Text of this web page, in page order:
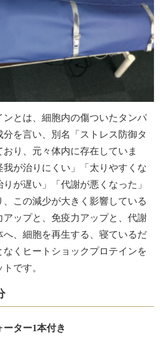
ンとは、細胞内の傷ついたタンパ
を言い、別名「ストレス防御タ
り、元々体内に存在していま
が治りにくい」「太りやすくな
が遅い」「代謝が悪くなった」
この減少が大きく影響している
アップと、免疫力アップと、代謝
、細胞を再生する、寝ているだ
くヒートショックプロテインを
です。
ーター1本付き